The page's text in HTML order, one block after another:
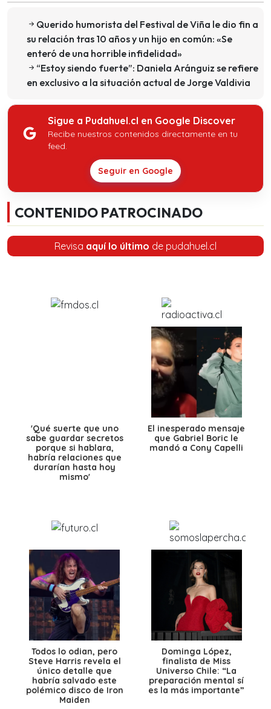
Querido humorista del Festival de Viña le dio fin a
su relación tras 10 años y un hijo en común: «Se
enteró de una horrible infidelidad»
“Estoy siendo fuerte”: Daniela Aránguiz se refiere
en exclusivo a la situación actual de Jorge Valdivia
Sigue a Pudahuel.cl en Google Discover
Recibe nuestros contenidos directamente en tu
feed.
Seguir en Google
CONTENIDO PATROCINADO
Revisa aquí lo último de pudahuel.cl
'Qué suerte que uno
sabe guardar secretos
porque si hablara,
habría relaciones que
durarían hasta hoy
mismo'
El inesperado mensaje
que Gabriel Boric le
mandó a Cony Capelli
Todos lo odian, pero
Steve Harris revela el
único detalle que
habría salvado este
polémico disco de Iron
Maiden
Dominga López,
finalista de Miss
Universo Chile: “La
preparación mental sí
es la más importante”